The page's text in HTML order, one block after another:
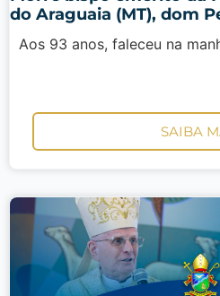
do Araguaia (MT), dom
Aos 93 anos, faleceu na
SAIBA